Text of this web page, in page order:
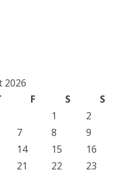
2026
F S
S
1
2
7 8
9
14 15
16
21 22
23